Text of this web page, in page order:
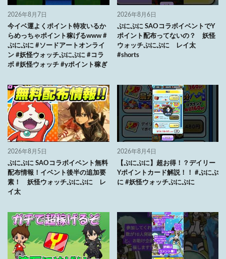
2026年8月7日
今イベ運よくポイント特攻いるか
らめっちゃポイント稼げるwww #
ぷにぷに #ソードアートオンライ
ン #妖怪ウォッチぷにぷに #コラ
ボ #妖怪ウォッチ #yポイント稼ぎ
2026年8月6日
ぷにぷに SAOコラボイベントでY
ポイント配布ってないの？ 妖怪
ウォッチぷにぷに レイ太
#shorts
2026年8月5日
ぷにぷに SAOコラボイベント無料
配布情報！イベント後半の追加要
素！ 妖怪ウォッチぷにぷに レ
イ太
2026年8月4日
【ぷにぷに】超お得！？デイリー
Yポイントカード解説！！ #ぷにぷ
に #妖怪ウォッチぷにぷに